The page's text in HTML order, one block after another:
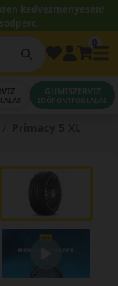
kedvezményesen!
GUMISZERVIZ
IDŐPONTFOGLALÁS